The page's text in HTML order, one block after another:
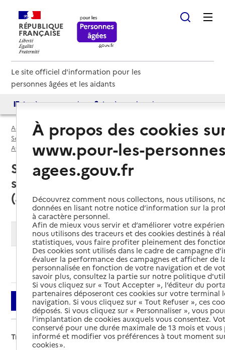
RÉPUBLIQUE
FRANÇAISE
Le site officiel d'information pour les
personnes âgées et les aidants
Accès aux annuaires Accès par besoin
Accueil
Espace annuaire
Services autonomie à domicile (aide et soins) par département
Aveyron (12)
Service autonomie à domicile (aide et soins)
Saint-Beauzély (12620) : liste des
services autonomie à domicile
(aide et soins)
Modifier ma recherche
Ajouter cette recherche aux favoris
Filtrer
Trier par :
À propos des cookies
www.pour-les-
agees.gouv.fr
Découvrez comment nous collectons, nous utilisons,
données en lisant notre notice d’information sur la
à caractère personnel.
Afin de mieux vous servir et d’améliorer votre
nous utilisons des traceurs et des cookies destinés à
statistiques, vous faire profiter pleinement des
Des cookies sont utilisés dans le cadre de campagne
évaluer la performance des campagnes et afficher de
personnalisée en fonction de votre navigation et de
savoir plus, consultez la partie sur notre politique
Si vous cliquez sur « Tout Accepter », l’éditeur du
partenaires déposeront ces cookies sur votre terminal
navigation. Si vous cliquez sur « Tout Refuser », ces
déposés. Si vous cliquez sur « Personnaliser », vous
l’implantation de cookies auxquels vous consentez.
conservé pour une durée maximale de 13 mois et
informé et modifier vos préférences à tout moment
cookies ».